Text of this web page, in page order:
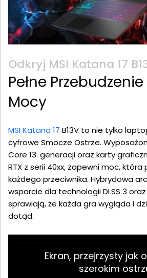
Odkryj MSI Katana 17
Pełne
Mocy
MSI Katana 17 B13V to nie tylko
cyfrowe Smocze Ostrze.
Core 13. generacji oraz karty
RTX z serii 40xx, zapewni moc,
każdego przeciwnika. Hybrydowa
wsparcie dla technologii DLSS 3
sprawiają, że każda gra wygląda i
dotąd.
Ekran, przejrzysty jak
szerokim